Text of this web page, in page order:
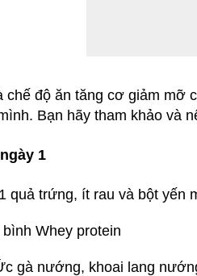
chế độ ăn tăng cơ giảm mỡ
Bạn hãy tham khảo và
1
quả trứng, ít rau và bột yến
Whey protein
gà nướng, khoai lang